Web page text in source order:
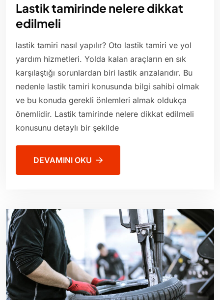
Lastik tamirinde nelere dikkat
edilmeli
lastik tamiri nasıl yapılır? Oto lastik tamiri ve yol
yardım hizmetleri. Yolda kalan araçların en sık
karşılaştığı sorunlardan biri lastik arızalarıdır. Bu
nedenle lastik tamiri konusunda bilgi sahibi olmak
ve bu konuda gerekli önlemleri almak oldukça
önemlidir. Lastik tamirinde nelere dikkat edilmeli
konusunu detaylı bir şekilde
DEVAMINI OKU